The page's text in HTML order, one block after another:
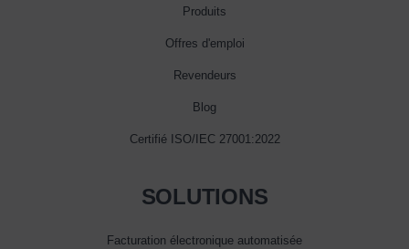
Produits
Offres d'emploi
Revendeurs
Blog
Certifié ISO/IEC 27001:2022
SOLUTIONS
Facturation électronique automatisée